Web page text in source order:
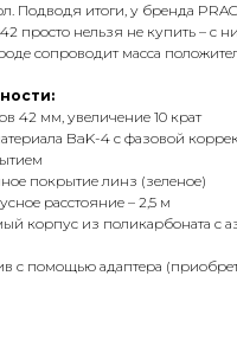
Подводя итоги, у бренда
просто нельзя не купить – с
сопроводит масса
42 мм, увеличение 10 крат
BaK-4 с фазовой
покрытие линз (зеленое)
расстояние – 2,5 м
корпус из поликарбоната с
с помощью адаптера